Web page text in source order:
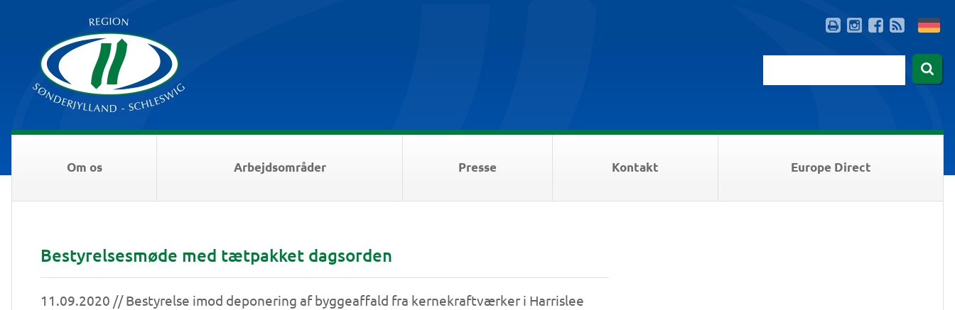
Om os Arbejdsområder Presse Kontakt Europe Direct
Bestyrelsesmøde med tætpakket dagsorden
11.09.2020 // Bestyrelse imod deponering af byggeaffald fra kernekraftværker i Harrislee